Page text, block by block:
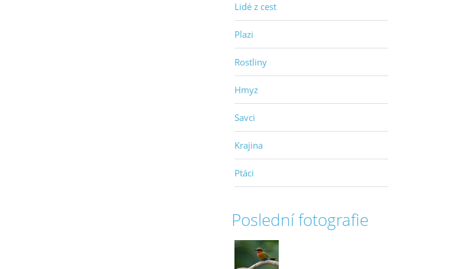
Lidé z cest
Plazi
Rostliny
Hmyz
Savci
Krajina
Ptáci
Poslední fotografie